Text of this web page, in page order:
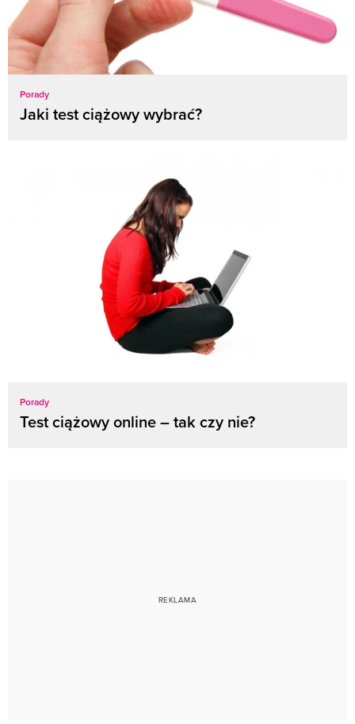
Porady
Jaki test ciążowy wybrać?
Porady
Test ciążowy online – tak czy nie?